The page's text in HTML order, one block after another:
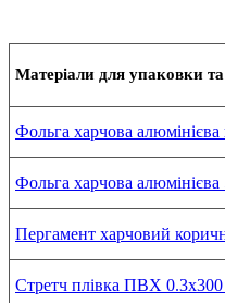
Матеріали для упаковки
Фольга харчова
Фольга харчова
Пергамент харчовий
Стретч плівка ПВХ